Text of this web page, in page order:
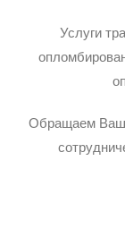
Услуги
Обращаем